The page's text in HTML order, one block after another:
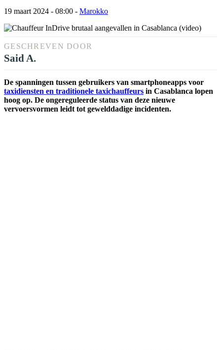
19 maart 2024 - 08:00 - Marokko
GESCHREVEN DOOR
Said A.
De spanningen tussen gebruikers van smartphoneapps voor
taxidiensten en traditionele taxichauffeurs in Casablanca lopen
hoog op. De ongereguleerde status van deze nieuwe
vervoersvormen leidt tot gewelddadige incidenten.